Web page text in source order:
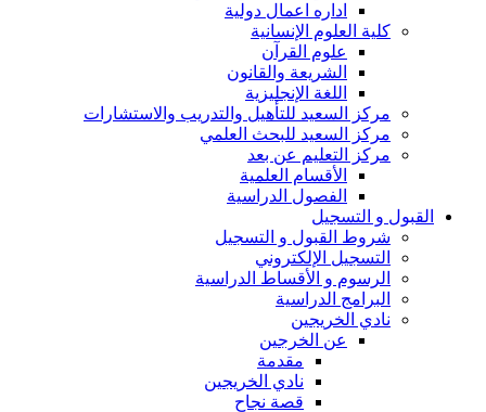
اداره اعمال دولية
كلية العلوم الإنسانية
علوم القرآن
الشريعة والقانون
اللغة الإنجليزية
مركز السعيد للتأهيل والتدريب والاستشارات
مركز السعيد للبحث العلمي
مركز التعليم عن بعد
الأقسام العلمية
الفصول الدراسية
القبول و التسجيل
شروط القبول و التسجيل
التسجيل الإلكتروني
الرسوم و الأقساط الدراسية
البرامج الدراسية
نادي الخريجين
عن الخرجين
مقدمة
نادي الخريجين
قصة نجاح